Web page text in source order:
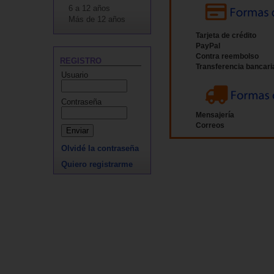
6 a 12 años
Más de 12 años
REGISTRO
Usuario
Contraseña
Olvidé la contraseña
Quiero registrarme
Tarjeta de crédito
PayPal
Contra reembolso
Transferencia
Mensajería
Correos